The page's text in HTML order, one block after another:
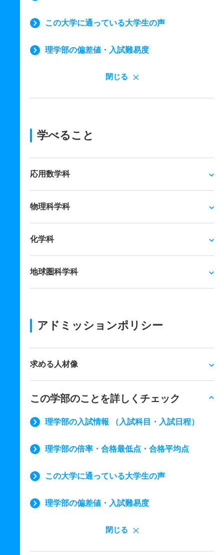
この大学に通っている大学生の声
理学部の偏差値・入試難易度
閉じる
学べること
応用数学科
物理科学科
化学科
地球圏科学科
アドミッションポリシー
求める人材像
この学部のことを詳しくチェック
理学部の入試情報 （入試科目・入試日程）
理学部の倍率・合格最低点・合格平均点
この大学に通っている大学生の声
理学部の偏差値・入試難易度
閉じる